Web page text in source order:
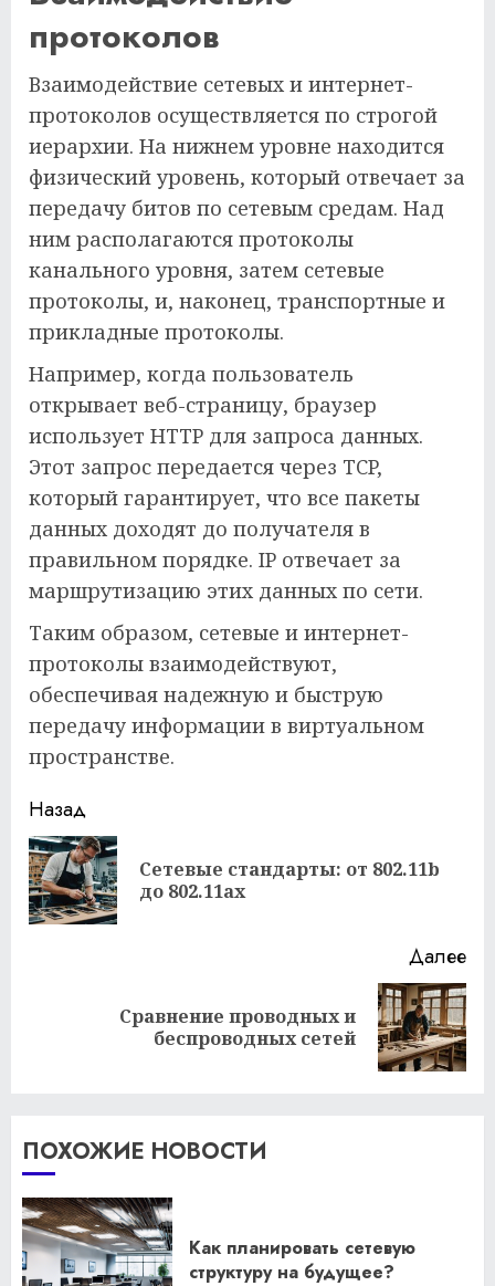
протоколов
Взаимодействие сетевых и интернет-
протоколов осуществляется по строгой
иерархии. На нижнем уровне находится
физический уровень, который отвечает за
передачу битов по сетевым средам. Над
ним располагаются протоколы
канального уровня, затем сетевые
протоколы, и, наконец, транспортные и
прикладные протоколы.
Например, когда пользователь
открывает веб-страницу, браузер
использует HTTP для запроса данных.
Этот запрос передается через TCP,
который гарантирует, что все пакеты
данных доходят до получателя в
правильном порядке. IP отвечает за
маршрутизацию этих данных по сети.
Таким образом, сетевые и интернет-
протоколы взаимодействуют,
обеспечивая надежную и быструю
передачу информации в виртуальном
пространстве.
Продолжить
чтение
Назад
Сетевые стандарты: от 802.11b
до 802.11ax
Далее
СледующаяСравнение проводных и
беспроводных сетей
ПОХОЖИЕ НОВОСТИ
Как планировать сетевую
структуру на будущее?